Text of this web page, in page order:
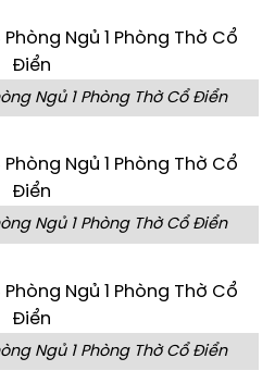
Ngủ 1 Phòng Thờ Cổ Điển
Ngủ 1 Phòng Thờ Cổ Điển
Ngủ 1 Phòng Thờ Cổ Điển